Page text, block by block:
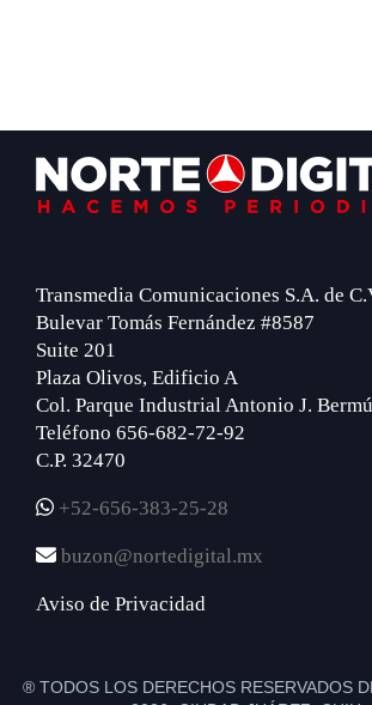
Footer
Transmedia Comunicaciones S.A. de
Bulevar Tomás Fernández #8587
Suite 201
Plaza Olivos, Edificio A
Col. Parque Industrial Antonio J.
Teléfono 656-682-72-92
C.P. 32470
+52-656-383-25-28
buzon@nortedigital.mx
Aviso de Privacidad
® TODOS LOS DERECHOS RESERVADOS